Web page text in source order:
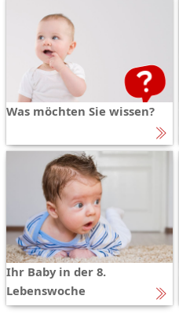
Was möchten Sie wissen?
Ihr Baby in der 8.
Lebenswoche